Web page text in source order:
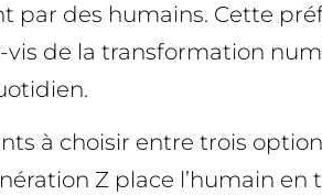
des humains. Cette
de la transformation
à choisir entre trois
Z place l’humain